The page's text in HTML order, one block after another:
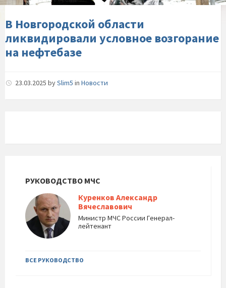
на-
нефтебазе
В Новгородской области
ликвидировали условное возгорание
на нефтебазе
23.03.2025 bySlim5 in Новости
РУКОВОДСТВО МЧС
Куренков Александр
Вячеславович
Министр МЧС России Генерал-
лейтенант
ВСЕ РУКОВОДСТВО